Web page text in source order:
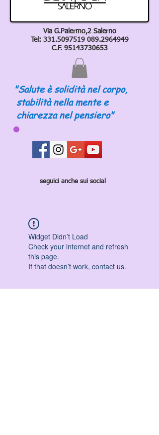
Via G.Palermo,2 Salerno
Tel: 331.5097519 089.2964949
C.F. 95143730653
"Salute è solidità nel corpo,
stabilità nella mente e
chiarezza nel pensiero"
seguici anche sui social
Widget Didn’t Load
Check your internet and refresh
this page.
If that doesn’t work, contact us.